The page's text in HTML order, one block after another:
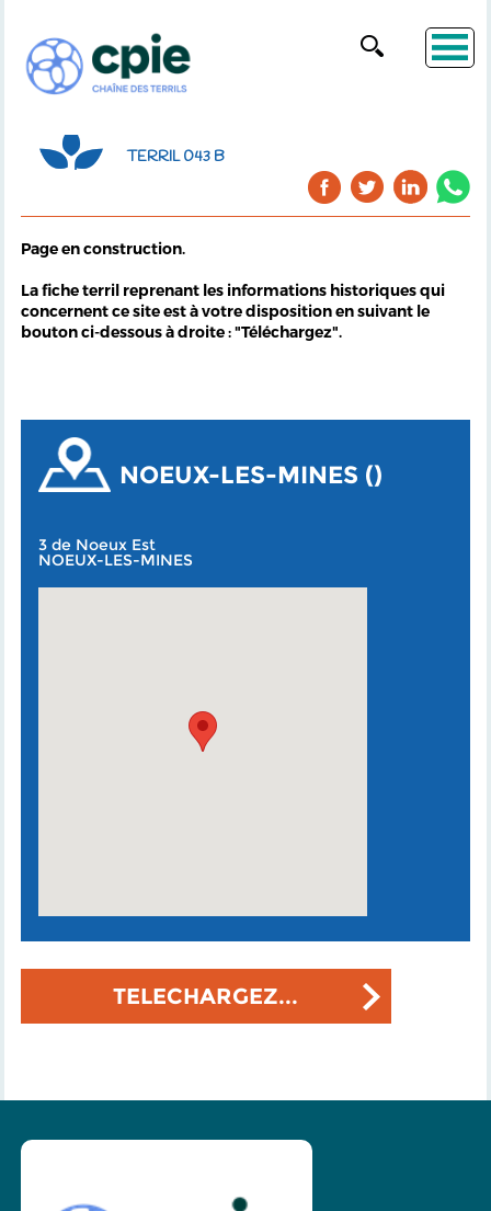
TERRIL 043 B
Page en construction.
La fiche terril reprenant les informations historiques qui
concernent ce site est à votre disposition en suivant le
bouton ci-dessous à droite : "Téléchargez".
NOEUX-LES-MINES ()
3 de Noeux Est
NOEUX-LES-MINES
TELECHARGEZ...